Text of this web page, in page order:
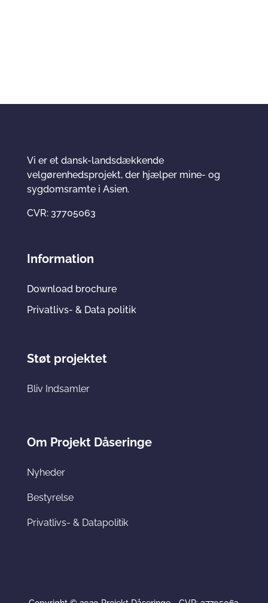
Vi er et dansk-landsdækkende
velgørenhedsprojekt, der hjælper mine- og
sygdomsramte i Asien.
CVR: 37705063
Information
Download brochure
Privatlivs- & Data politik
Støt projektet
Bliv Indsamler
Om Projekt Dåseringe
Nyheder
Bestyrelse
Privatlivs- & Datapolitik